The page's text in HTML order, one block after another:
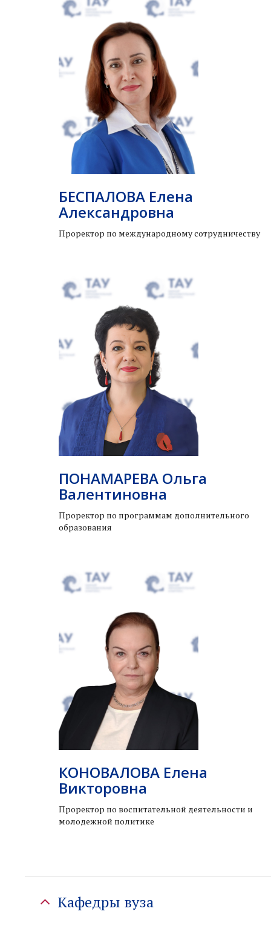
БЕСПАЛОВА Елена
Александровна
Проректор по международному сотрудничеству
ПОНАМАРЕВА Ольга
Валентиновна
Проректор по программам дополнительного
образования
КОНОВАЛОВА Елена
Викторовна
Проректор по воспитательной деятельности и
молодежной политике
Кафедры вуза